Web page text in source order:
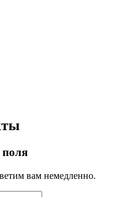
поля
вам немедленно.